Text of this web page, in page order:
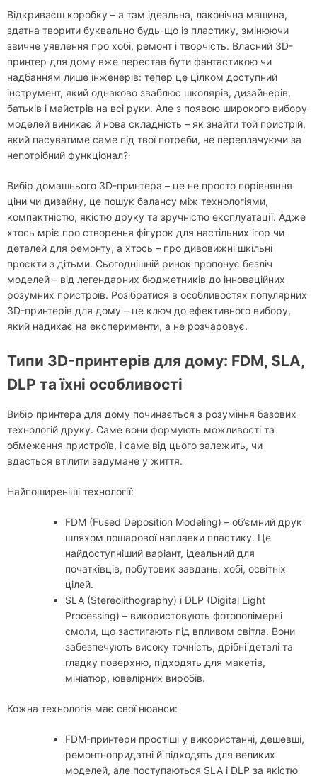
Відкриваєш коробку – а там ідеальна, лаконічна машина,
здатна творити буквально будь-що із пластику, змінюючи
звичне уявлення про хобі, ремонт і творчість. Власний 3D-
принтер для дому вже перестав бути фантастикою чи
надбанням лише інженерів: тепер це цілком доступний
інструмент, який однаково зваблює школярів, дизайнерів,
батьків і майстрів на всі руки. Але з появою широкого вибору
моделей виникає й нова складність – як знайти той пристрій,
який пасуватиме саме під твої потреби, не переплачуючи за
непотрібний функціонал?
Вибір домашнього 3D-принтера – це не просто порівняння
ціни чи дизайну, це пошук балансу між технологіями,
компактністю, якістю друку та зручністю експлуатації. Адже
хтось мріє про створення фігурок для настільних ігор чи
деталей для ремонту, а хтось – про дивовижні шкільні
проєкти з дітьми. Сьогоднішній ринок пропонує безліч
моделей – від легендарних бюджетників до інноваційних
розумних пристроїв. Розібратися в особливостях популярних
3D-принтерів для дому – це ключ до ефективного вибору,
який надихає на експерименти, а не розчаровує.
Типи 3D-принтерів для дому: FDM, SLA,
DLP та їхні особливості
Вибір принтера для дому починається з розуміння базових
технологій друку. Саме вони формують можливості та
обмеження пристроїв, і саме від цього залежить, чи
вдасться втілити задумане у життя.
Найпоширеніші технології:
FDM (Fused Deposition Modeling) – об’ємний друк
шляхом пошарової наплавки пластику. Це
найдоступніший варіант, ідеальний для
початківців, побутових завдань, хобі, освітніх
цілей.
SLA (Stereolithography) і DLP (Digital Light
Processing) – використовують фотополімерні
смоли, що застигають під впливом світла. Вони
забезпечують високу точність, дрібні деталі та
гладку поверхню, підходять для макетів,
мініатюр, ювелірних виробів.
Кожна технологія має свої нюанси:
FDM-принтери простіші у використанні, дешевші,
ремонтнопридатні й підходять для великих
моделей, але поступаються SLA і DLP за якістю